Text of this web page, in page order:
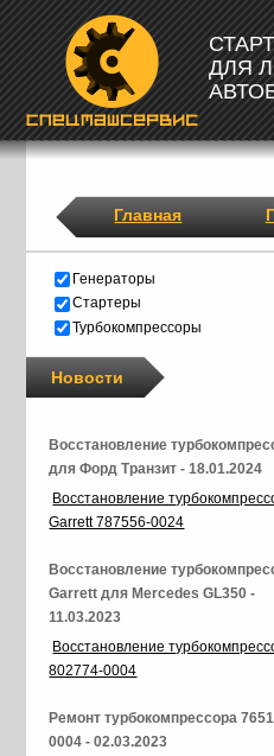
ДЛЯ
Главная
Генераторы
Стартеры
Турбокомпрессоры
Новости
Восстановление
для Форд Транзит - 18.01.2024
Восстановление
Garrett 787556-0024
Восстановление
Garrett для Mercedes GL350 -
11.03.2023
Восстановление
802774-0004
Ремонт турбокомпрессора
0004 - 02.03.2023